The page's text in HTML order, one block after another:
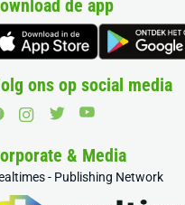
de app
ons op social media
& Media
- Publishing Network